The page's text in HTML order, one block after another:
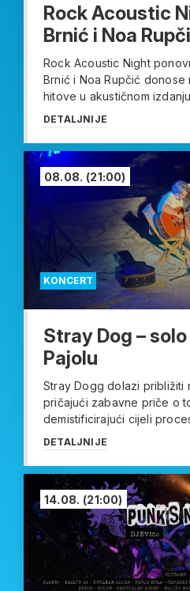
Rock Acoustic
Brnić i Noa
Rock Acoustic Night
Brnić i Noa Rupčić
hitove u akustičnom
DETALJNIJE
KONCERT
08.08. (21:00)
Stray Dog –
Pajolu
Stray Dogg dolazi približiti
pričajući zabavne priče o
demistificirajući cijeli
DETALJNIJE
14.08. (21:00)